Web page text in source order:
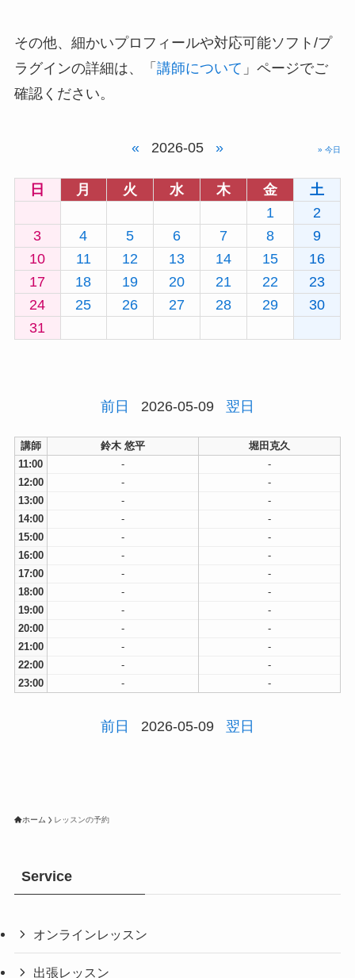
その他、細かいプロフィールや対応可能ソフト/プ
ラグインの詳細は、「 講師について 」ページでご
確認ください。
« 2026-05 » » 今日
日 月 火 水 木 金
土
1
2
3
4 5 6 7 8
9
10
11 12 13 14 15
16
17
18 19 20 21 22
23
24
25 26 27 28 29
30
31
前日 2026-05-09 翌日
講師 鈴木 悠平
堀田克久
11:00
-
-
12:00
-
-
13:00
-
-
14:00
-
-
15:00
-
-
16:00
-
-
17:00
-
-
18:00
-
-
19:00
-
-
20:00
-
-
21:00
-
-
22:00
-
-
23:00
- -
前日 2026-05-09 翌日
ホーム レッスンの予約
Service
オンラインレッスン
出張レッスン